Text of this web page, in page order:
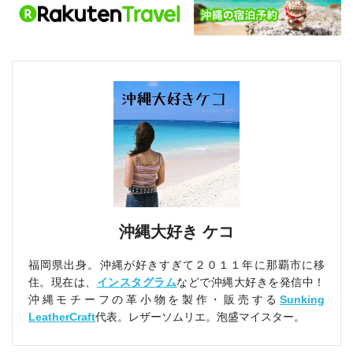
沖縄大好き ケコ
福岡県出身。沖縄が好きすぎて２０１１年に那覇市に移
住。現在は、 インスタグラムなどで沖縄大好きを発信中！
沖縄モチーフの革小物を製作・販売する Sunking
LeatherCraft代表。レザーソムリエ。泡盛マイスター。